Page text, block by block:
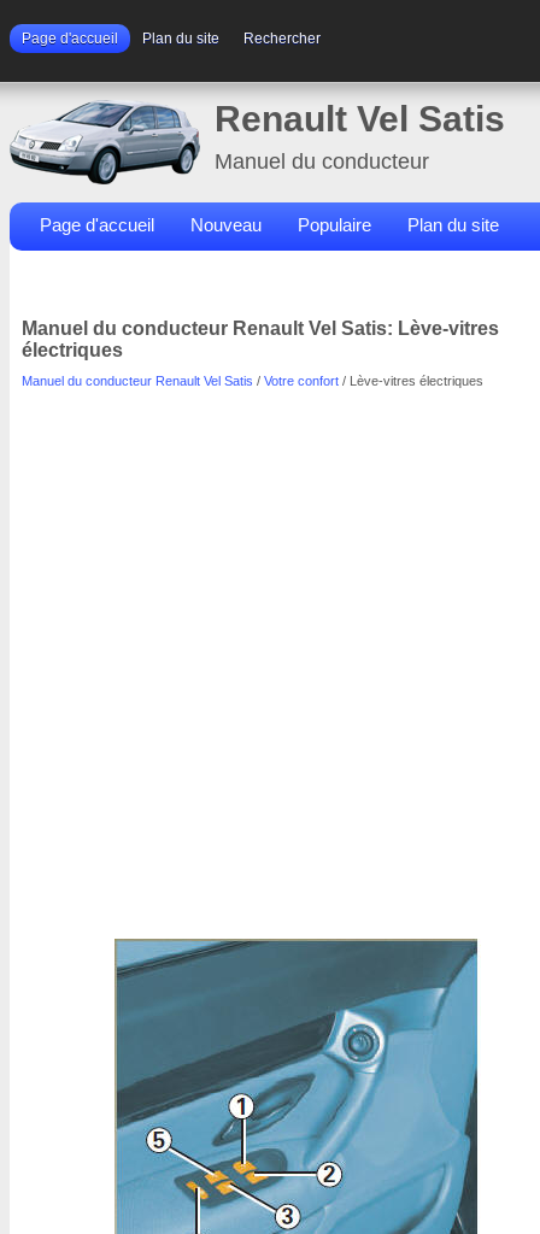
Page d'accueil Plan du site Rechercher
Renault Vel Satis
Manuel du conducteur
Page d'accueil Nouveau Populaire Plan du site
Manuel du conducteur Renault Vel Satis: Lève-vitres
électriques
Manuel du conducteur Renault Vel Satis / Votre confort / Lève-vitres électriques